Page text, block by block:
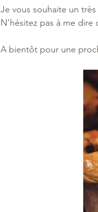
Je vous souhaite un
N'hésitez pas à me dire
A bientôt pour une